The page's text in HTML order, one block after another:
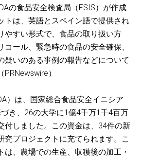
の食品安全検査局（FSIS）が作成
トは、英語とスペイン語で提供され
やすい形式で、食品の取り扱い方
コール、緊急時の食品の安全確保、
疑いのある事例の報告などについて
）
）は、国家総合食品安全イニシア
き、26の大学に1億4千万1千4百万
付しました。この資金は、34件の新
究プロジェクトに充てられます。こ
は、農場での生産、収穫後の加工・